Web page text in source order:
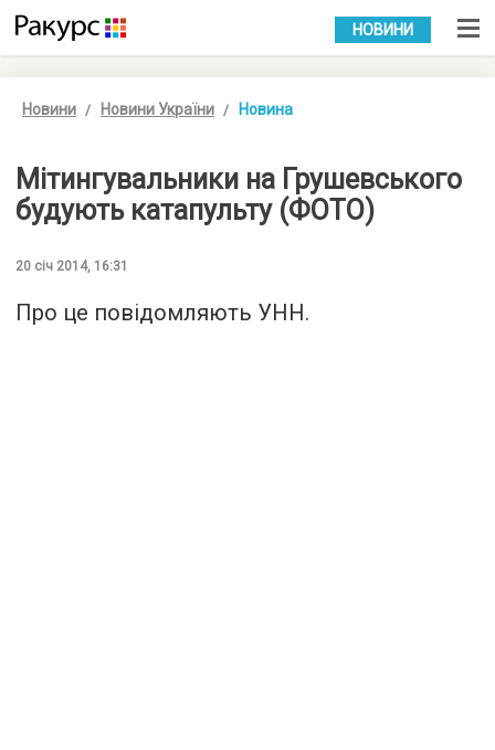
УКР РУС
НОВИНИ
Новини Новини України Новина
Мітингувальники на Грушевського
будують катапульту (ФОТО)
20 січ 2014, 16:31
Про це повідомляють УНН.